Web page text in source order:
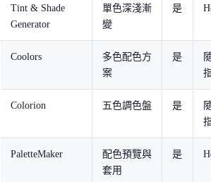
Tint & Shade
Generator
單色深淺漸
變
是
Coolors
多色配色方
案
是
Colorion 五色調色盤 是
PaletteMaker
配色預覽與
套用
是